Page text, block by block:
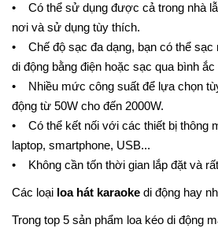
• Có thể sử dụng được cả trong nhà
nơi và sử dụng tùy thích.
• Chế độ sạc đa dạng, bạn có thể sạc
di động bằng điện hoặc sạc qua bình ắc
• Nhiều mức công suất để lựa chọn
động từ 50W cho đến 2000W.
• Có thể kết nối với các thiết bị thông
laptop, smartphone, USB...
• Không cần tốn thời gian lắp đặt và
Các loại loa hát karaoke di động hay
Trong top 5 sản phẩm loa kéo di động